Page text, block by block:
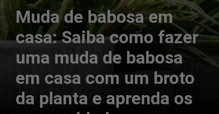
Muda de babosa em
casa: Saiba como fazer
uma muda de babosa
em casa com um broto
da planta e aprenda os